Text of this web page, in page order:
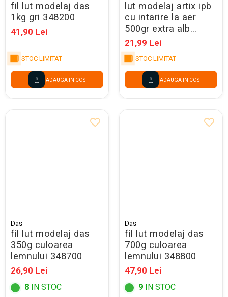
fil lut modelaj das
1kg gri 348200
41,90 Lei
STOC LIMITAT
ADAUGA IN COS
lut modelaj artix ipb
cu intarire la aer
500gr extra alb
py037
21,99 Lei
STOC LIMITAT
ADAUGA IN COS
Das
fil lut modelaj das
350g culoarea
lemnului 348700
26,90 Lei
8 IN STOC
Das
fil lut modelaj das
700g culoarea
lemnului 348800
47,90 Lei
9 IN STOC